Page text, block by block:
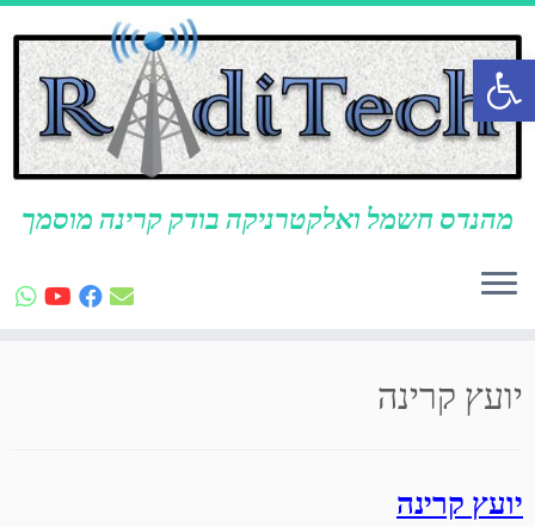
פתח סרגל נגישות
לתוכן
מהנדס חשמל ואלקטרניקה בודק קרינה מוסמך
יועץ קרינה
יועץ קרינה